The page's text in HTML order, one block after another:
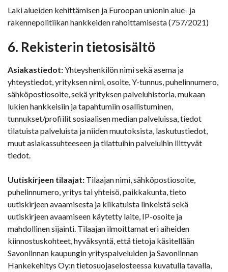
Laki alueiden kehittämisen ja Euroopan unionin alue- ja
rakennepolitiikan hankkeiden rahoittamisesta (757/2021)
6. Rekisterin tietosisältö
Asiakastiedot:Yhteyshenkilön nimi sekä asema ja
yhteystiedot, yrityksen nimi, osoite, Y-tunnus, puhelinnumero,
sähköpostiosoite, sekä yrityksen palveluhistoria, mukaan
lukien hankkeisiin ja tapahtumiin osallistuminen,
tunnukset/profiilit sosiaalisen median palveluissa, tiedot
tilatuista palveluista ja niiden muutoksista, laskutustiedot,
muut asiakassuhteeseen ja tilattuihin palveluihin liittyvät
tiedot.
Uutiskirjeen tilaajat: Tilaajan nimi, sähköpostiosoite,
puhelinnumero, yritys tai yhteisö, paikkakunta, tieto
uutiskirjeen avaamisesta ja klikatuista linkeistä sekä
uutiskirjeen avaamiseen käytetty laite, IP-osoite ja
mahdollinen sijainti. Tilaajan ilmoittamat eri aiheiden
kiinnostuskohteet, hyväksyntä, että tietoja käsitellään
Savonlinnan kaupungin yrityspalveluiden ja Savonlinnan
Hankekehitys Oy:n tietosuojaselosteessa kuvatulla tavalla,